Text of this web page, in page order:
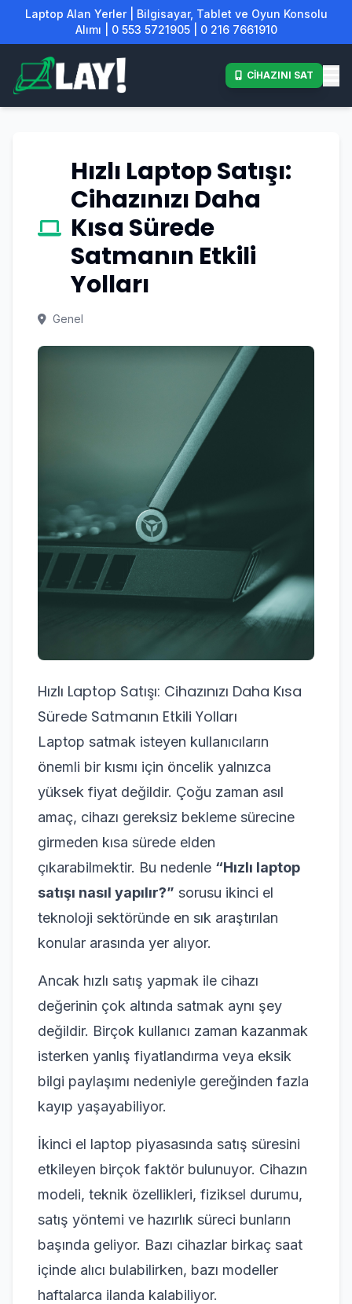
Laptop Alan Yerler | Bilgisayar, Tablet ve Oyun Konsolu
Alımı | 0 553 5721905 | 0 216 7661910
CİHAZINI SAT
Hızlı Laptop Satışı:
Cihazınızı Daha
Kısa Sürede
Satmanın Etkili
Yolları
Genel
Hızlı Laptop Satışı: Cihazınızı Daha Kısa
Sürede Satmanın Etkili Yolları
Laptop satmak isteyen kullanıcıların
önemli bir kısmı için öncelik yalnızca
yüksek fiyat değildir. Çoğu zaman asıl
amaç, cihazı gereksiz bekleme sürecine
girmeden kısa sürede elden
çıkarabilmektir. Bu nedenle “Hızlı laptop
satışı nasıl yapılır?” sorusu ikinci el
teknoloji sektöründe en sık araştırılan
konular arasında yer alıyor.
Ancak hızlı satış yapmak ile cihazı
değerinin çok altında satmak aynı şey
değildir. Birçok kullanıcı zaman kazanmak
isterken yanlış fiyatlandırma veya eksik
bilgi paylaşımı nedeniyle gereğinden fazla
kayıp yaşayabiliyor.
İkinci el laptop piyasasında satış süresini
etkileyen birçok faktör bulunuyor. Cihazın
modeli, teknik özellikleri, fiziksel durumu,
satış yöntemi ve hazırlık süreci bunların
başında geliyor. Bazı cihazlar birkaç saat
içinde alıcı bulabilirken, bazı modeller
haftalarca ilanda kalabiliyor.